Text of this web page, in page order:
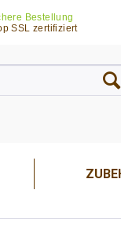
Bestellung
SSL zertifiziert